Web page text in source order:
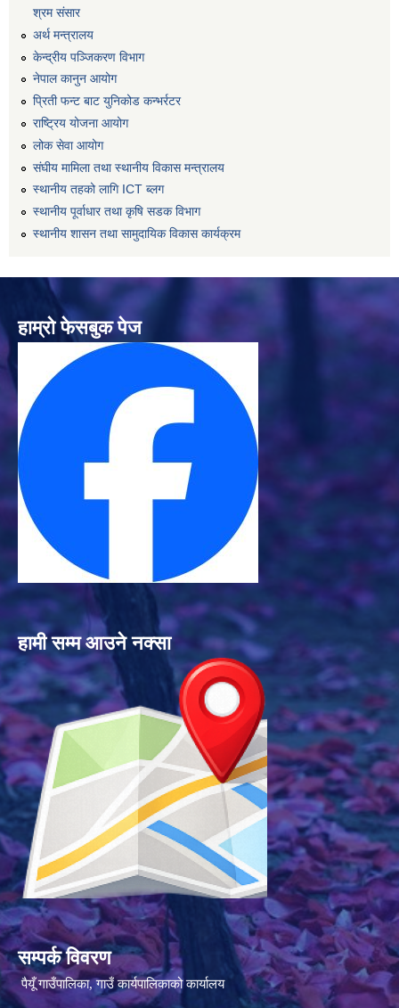
श्रम संसार
अर्थ मन्त्रालय
केन्द्रीय पञ्जिकरण विभाग
नेपाल कानुन आयोग
प्रिती फन्ट बाट युनिकोड कन्भर्रटर
राष्ट्रिय योजना आयोग
लोक सेवा आयोग
संघीय मामिला तथा स्थानीय विकास मन्त्रालय
स्थानीय तहको लागि ICT ब्लग
स्थानीय पूर्वाधार तथा कृषि सडक विभाग
स्थानीय शासन तथा सामुदायिक विकास कार्यक्रम
हाम्रो फेसबुक पेज
हामी सम्म आउने नक्सा
सम्पर्क विवरण
पैयूँ गाउँपालिका, गाउँ कार्यपालिकाको कार्यालय